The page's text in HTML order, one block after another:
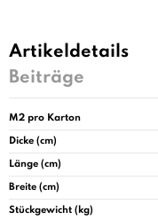
Artikeldetails
Beiträge
M2 pro Karton
Dicke (cm)
Länge (cm)
Breite (cm)
Stückgewicht (kg)